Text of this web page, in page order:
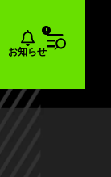
お知らせ